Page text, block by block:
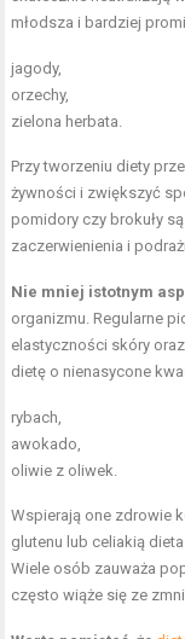
młodsza i bardziej
jagody,
orzechy,
zielona herbata.
Przy tworzeniu diety
żywności i zwiększyć
pomidory czy brokuły
zaczerwienienia i
Nie mniej istotnym
organizmu. Regularne
elastyczności skóry
dietę o nienasycone
rybach,
awokado,
oliwie z oliwek.
Wspierają one zdrowie
glutenu lub celiakią dieta
Wiele osób zauważa
często wiąże się ze